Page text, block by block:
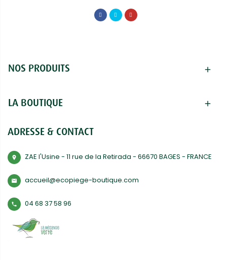
NOS PRODUITS add
LA BOUTIQUE add
ADRESSE & CONTACT
room ZAE l'Usine - 11 rue de la Retirada - 66670 BAGES - FRANCE
mail accueil@ecopiege-boutique.com
phone 04 68 37 58 96